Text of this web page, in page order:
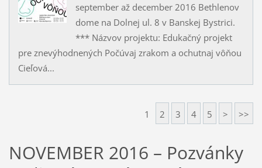
september až december 2016 Bethlenov
dome na Dolnej ul. 8 v Banskej Bystrici.
*** Názvov projektu: Edukačný projekt
pre znevýhodnených Počúvaj zrakom a ochutnaj vôňou
Cieľová...
1 2 3 4 5 > >>
NOVEMBER 2016 – Pozvánky